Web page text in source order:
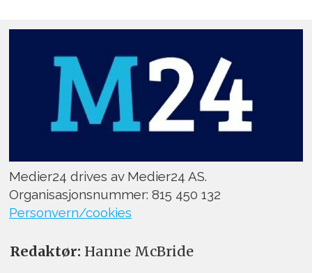
Medier24 drives av Medier24 AS.
Organisasjonsnummer: 815 450 132
Personvern/cookies
Redaktør: Hanne McBride